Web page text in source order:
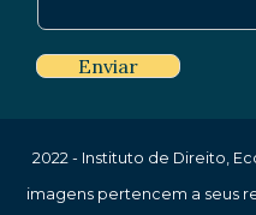
Enviar
2022 - Instituto de Direito,
imagens pertencem a seus